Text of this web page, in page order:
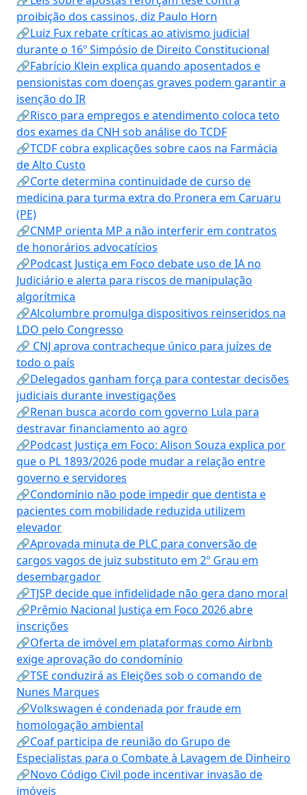
proibição dos cassinos, diz Paulo Horn
🔗Luiz Fux rebate críticas ao ativismo judicial
durante o 16º Simpósio de Direito Constitucional
🔗Fabrício Klein explica quando aposentados e
pensionistas com doenças graves podem garantir a
isenção do IR
🔗Risco para empregos e atendimento coloca teto
dos exames da CNH sob análise do TCDF
🔗TCDF cobra explicações sobre caos na Farmácia
de Alto Custo
🔗Corte determina continuidade de curso de
medicina para turma extra do Pronera em Caruaru
(PE)
🔗CNMP orienta MP a não interferir em contratos
de honorários advocatícios
🔗Podcast Justiça em Foco debate uso de IA no
Judiciário e alerta para riscos de manipulação
algorítmica
🔗Alcolumbre promulga dispositivos reinseridos na
LDO pelo Congresso
🔗 CNJ aprova contracheque único para juízes de
todo o país
🔗Delegados ganham força para contestar decisões
judiciais durante investigações
🔗Renan busca acordo com governo Lula para
destravar financiamento ao agro
🔗Podcast Justiça em Foco: Alison Souza explica por
que o PL 1893/2026 pode mudar a relação entre
governo e servidores
🔗Condomínio não pode impedir que dentista e
pacientes com mobilidade reduzida utilizem
elevador
🔗Aprovada minuta de PLC para conversão de
cargos vagos de juiz substituto em 2º Grau em
desembargador
🔗TJSP decide que infidelidade não gera dano moral
🔗Prêmio Nacional Justiça em Foco 2026 abre
inscrições
🔗Oferta de imóvel em plataformas como Airbnb
exige aprovação do condomínio
🔗TSE conduzirá as Eleições sob o comando de
Nunes Marques
🔗Volkswagen é condenada por fraude em
homologação ambiental
🔗Coaf participa de reunião do Grupo de
Especialistas para o Combate à Lavagem de Dinheiro
🔗Novo Código Civil pode incentivar invasão de
imóveis